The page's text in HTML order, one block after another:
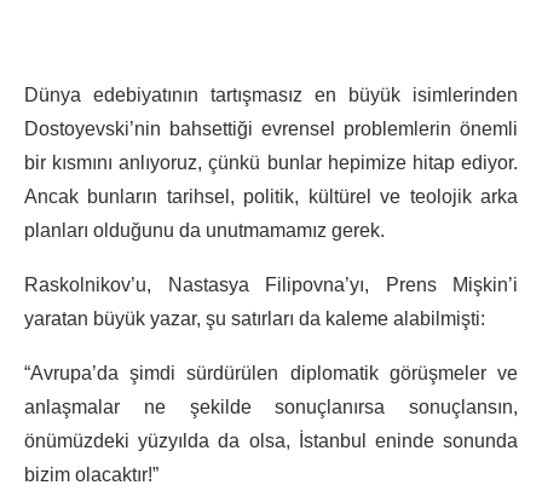
Dünya edebiyatının tartışmasız en büyük isimlerinden
Dostoyevski’nin bahsettiği evrensel problemlerin önemli
bir kısmını anlıyoruz, çünkü bunlar hepimize hitap ediyor.
Ancak bunların tarihsel, politik, kültürel ve teolojik arka
planları olduğunu da unutmamamız gerek.
Raskolnikov’u, Nastasya Filipovna’yı, Prens Mişkin’i
yaratan büyük yazar, şu satırları da kaleme alabilmişti:
“Avrupa’da şimdi sürdürülen diplomatik görüşmeler ve
anlaşmalar ne şekilde sonuçlanırsa sonuçlansın,
önümüzdeki yüzyılda da olsa, İstanbul eninde sonunda
bizim olacaktır!”